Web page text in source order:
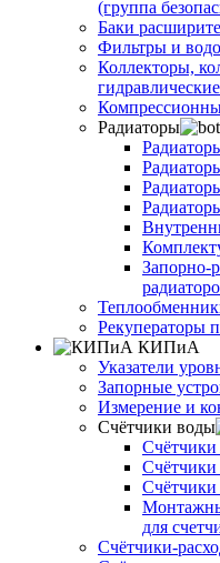
(группа
Баки
Фильтры и
Коллекторы,
Радиаторы
Запорно-
Рекуператоры
КИПиА
Указатели
Запорные
Измерение и
Счётчики воды
для
Счётчики-